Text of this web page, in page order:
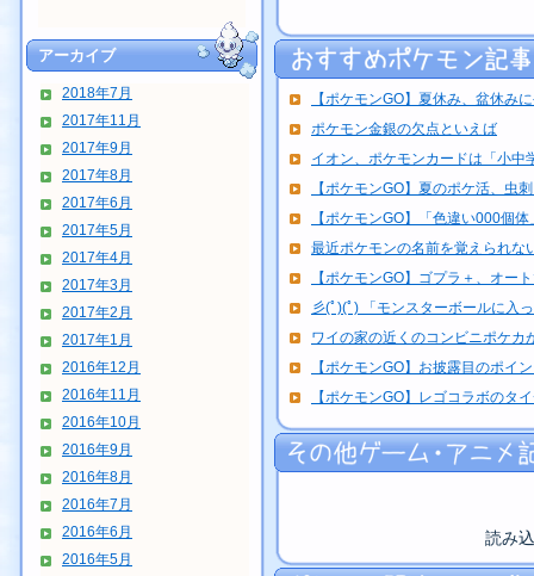
アーカイブ
2018年7月
2017年11月
2017年9月
2017年8月
2017年6月
2017年5月
2017年4月
2017年3月
2017年2月
2017年1月
2016年12月
2016年11月
2016年10月
2016年9月
2016年8月
2016年7月
2016年6月
2016年5月
【ポケモンGO】夏休み、盆休み
ポケモン金銀の欠点といえば
イオン、ポケモンカードは「小
【ポケモンGO】夏のポケ活、虫
【ポケモンGO】「色違い000個
最近ポケモンの名前を覚えられな
【ポケモンGO】ゴプラ＋、オー
彡(ﾟ)(ﾟ) 「モンスターボールに入
ワイの家の近くのコンビニポケカ
【ポケモンGO】お披露目のポイ
【ポケモンGO】レゴコラボのタ
読み